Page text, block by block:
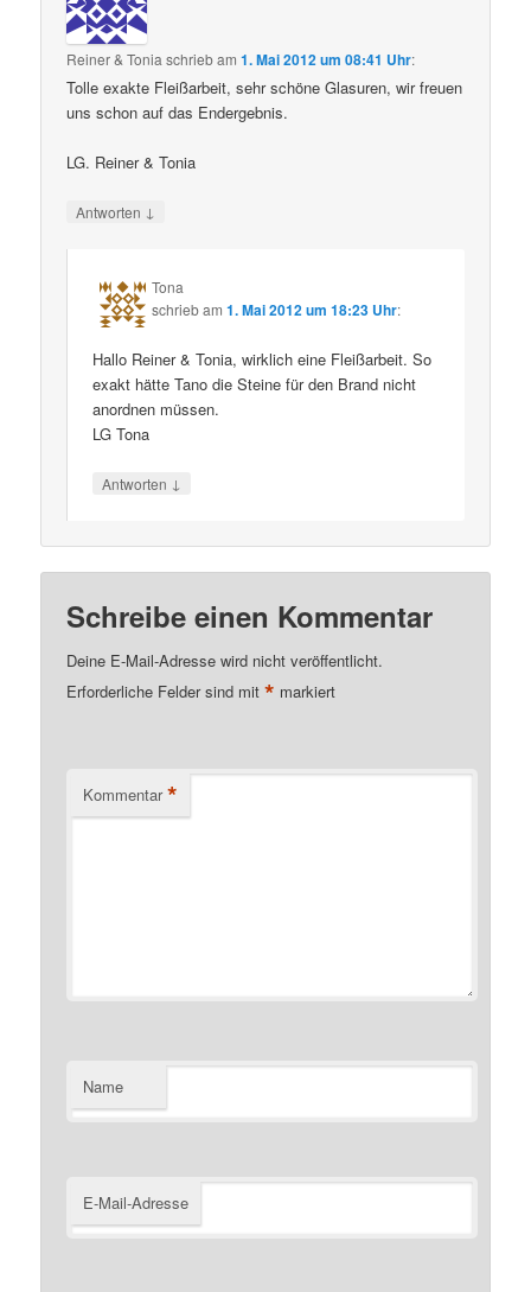
Reiner & Tonia schriebam1. Mai 2012 um 08:41 Uhr:
Tolle exakte Fleißarbeit, sehr schöne Glasuren, wir freuen
uns schon auf das Endergebnis.
LG. Reiner & Tonia
Antworten ↓
Tona
schriebam1. Mai 2012 um 18:23 Uhr:
Hallo Reiner & Tonia, wirklich eine Fleißarbeit. So
exakt hätte Tano die Steine für den Brand nicht
anordnen müssen.
LG Tona
Antworten ↓
Schreibe einen Kommentar
Deine E-Mail-Adresse wird nicht veröffentlicht.
Erforderliche Felder sind mit* markiert
Kommentar *
Name
E-Mail-Adresse